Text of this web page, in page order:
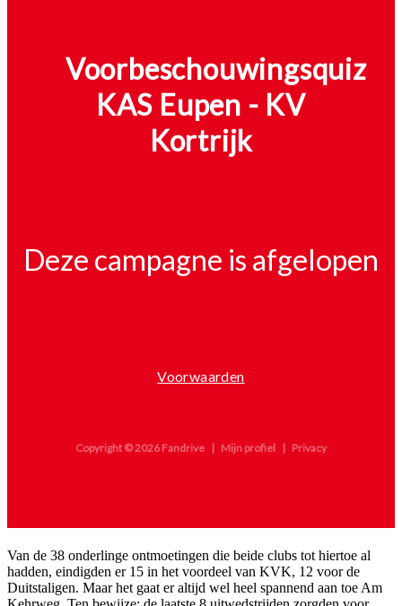
Van de 38 onderlinge ontmoetingen die beide clubs tot hiertoe al
hadden, eindigden er 15 in het voordeel van KVK, 12 voor de
Duitstaligen. Maar het gaat er altijd wel heel spannend aan toe Am